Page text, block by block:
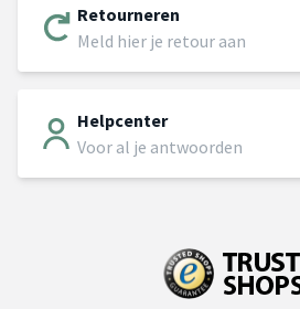
Retourneren
Meld hier je retour aan
Helpcenter
Voor al je antwoorden